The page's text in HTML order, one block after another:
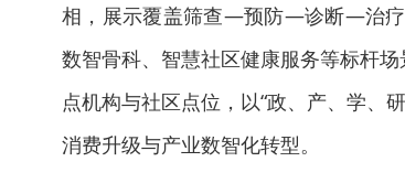
相，展示覆盖筛查—预防—诊断—治
数智骨科、智慧社区健康服务等标杆
点机构与社区点位，以“政、产、学、
消费升级与产业数智化转型。